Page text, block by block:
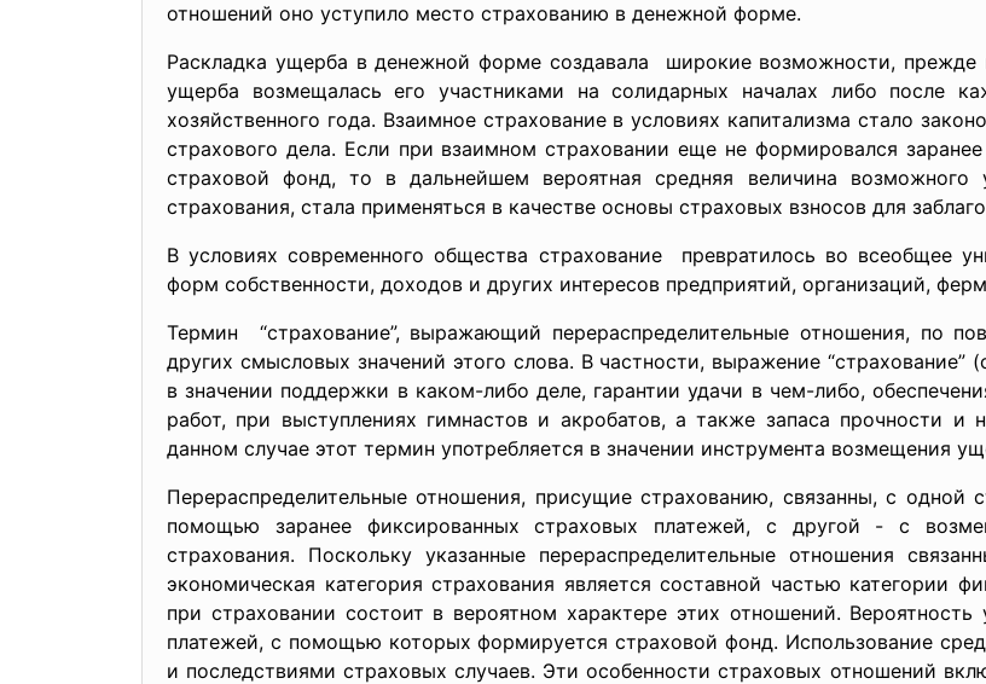
отношений оно уступило место страхованию в денежной форме.
Раскладка ущерба в денежной форме создавала широкие возможности, прежде
ущерба возмещалась его участниками на солидарных началах либо после
хозяйственного года. Взаимное страхование в условиях капитализма стало
страхового дела. Если при взаимном страховании еще не формировался
страховой фонд, то в дальнейшем вероятная средняя величина возможного
страхования, стала применяться в качестве основы страховых взносов для
В условиях современного общества страхование превратилось во всеобщее
форм собственности, доходов и других интересов предприятий, организаций,
Термин “страхование”, выражающий перераспределительные отношения, по
других смысловых значений этого слова. В частности, выражение “страхование”
в значении поддержки в каком-либо деле, гарантии удачи в чем-либо,
работ, при выступлениях гимнастов и акробатов, а также запаса прочности
данном случае этот термин употребляется в значении инструмента возмещения
Перераспределительные отношения, присущие страхованию, связанны, с
помощью заранее фиксированных страховых платежей, с другой - с
страхования. Поскольку указанные перераспределительные отношения
экономическая категория страхования является составной частью категории
при страховании состоит в вероятном характере этих отношений.
платежей, с помощью которых формируется страховой фонд. Использование
и последствиями страховых случаев. Эти особенности страховых отношений